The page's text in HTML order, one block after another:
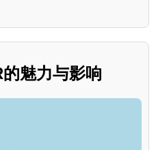
魅力与影响